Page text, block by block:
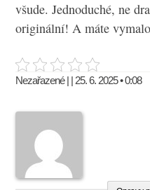
všude. Jednoduché, ne
originální! A máte
Nezařazené | | 25. 6. 2025 • 0:08